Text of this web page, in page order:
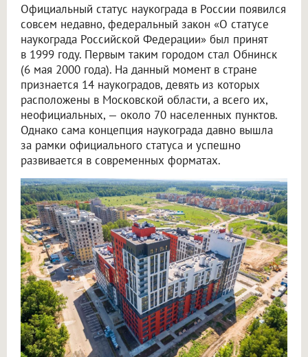
Официальный статус наукограда в России появился
совсем недавно, федеральный закон «О статусе
наукограда Российской Федерации» был принят
в 1999 году. Первым таким городом стал Обнинск
(6 мая 2000 года). На данный момент в стране
признается 14 наукоградов, девять из которых
расположены в Московской области, а всего их,
неофициальных, — около 70 населенных пунктов.
Однако сама концепция наукограда давно вышла
за рамки официального статуса и успешно
развивается в современных форматах.